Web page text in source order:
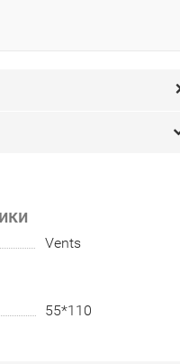
Vents
55*110